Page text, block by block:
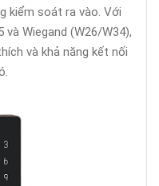
kiểm soát ra vào. Với
Wiegand (W26/W34),
và khả năng kết nối